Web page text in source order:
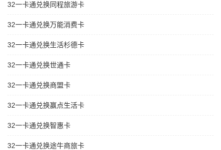
32一卡通兑换同程旅游卡
32一卡通兑换万能消费卡
32一卡通兑换生活杉德卡
32一卡通兑换世通卡
32一卡通兑换商盟卡
32一卡通兑换赢点生活卡
32一卡通兑换智惠卡
32一卡通兑换途牛商旅卡